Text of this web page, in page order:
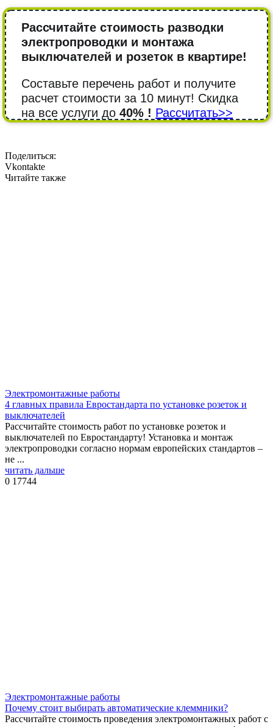
Рассчитайте стоимость разводки
электропроводки и монтажа
выключателей и розеток в квартире!
Составьте перечень работ и получите
расчет стоимости за 10 минут! Cкидка
на все услуги до 40% ! Рассчитать>>
Поделиться:
Vkontakte
Читайте также
Электромонтажные работы
4 главных правила Евростандарта по установке розеток и
выключателей
Рассчитайте стоимость работ по установке розеток и
выключателей по Евростандарту! Установка и монтаж
электропроводки согласно нормам европейских стандартов –
не ...
читать дальше
0 17744
Электромонтажные работы
Почему стоит выбирать автоматические клеммники?
Рассчитайте стоимость проведения электромонтажных работ с